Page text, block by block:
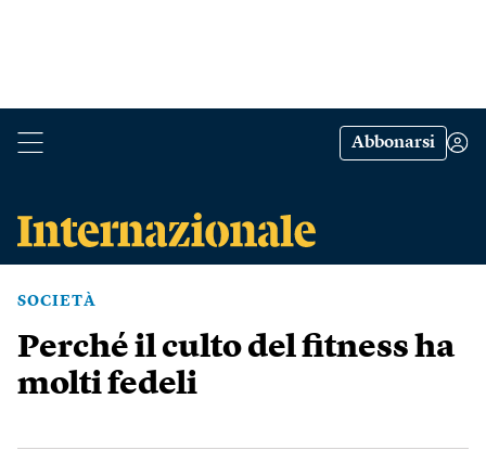
Abbonarsi
SOCIETÀ
Perché il culto del fitness ha
molti fedeli